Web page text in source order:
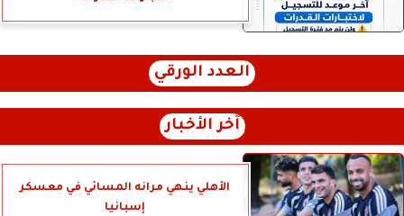
العدد الورقي
آخر الأخبار
الأهلي ينهي مرانه المسائي في معسكر
إسبانيا